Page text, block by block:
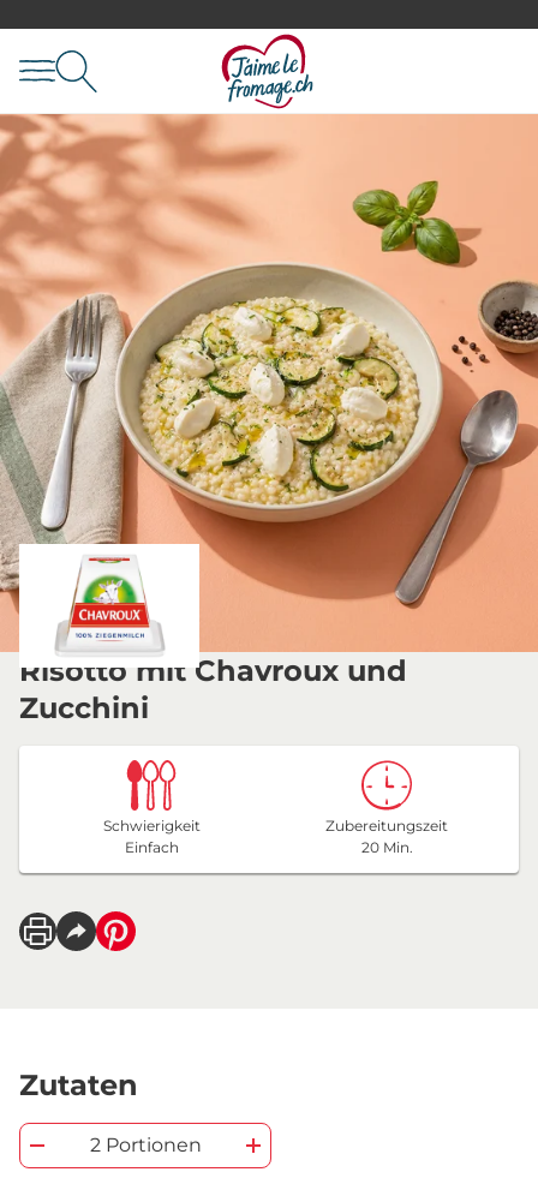
Risotto mit Chavroux und
Zucchini
Schwierigkeit
Einfach
Zubereitungszeit
20 Min.
Zutaten
2 Portionen